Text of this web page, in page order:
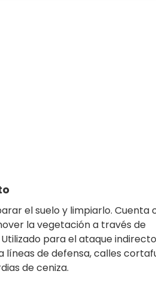
el suelo y limpiarlo. Cuenta
la vegetación a través de
para el ataque
líneas de defensa, calles
de ceniza.